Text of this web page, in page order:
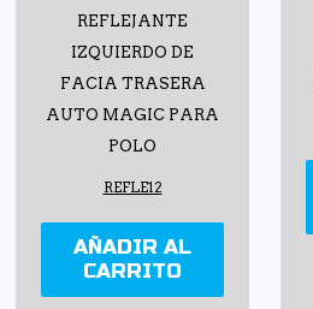
REFLEJANTE
IZQUIERDO DE
FACIA TRASERA
AUTO MAGIC PARA
POLO
REFLE12
AÑADIR AL
CARRITO